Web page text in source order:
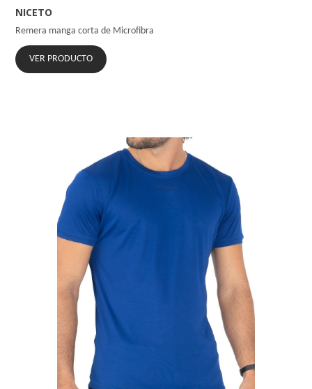
NICETO
Remera manga corta de Microfibra
VER PRODUCTO